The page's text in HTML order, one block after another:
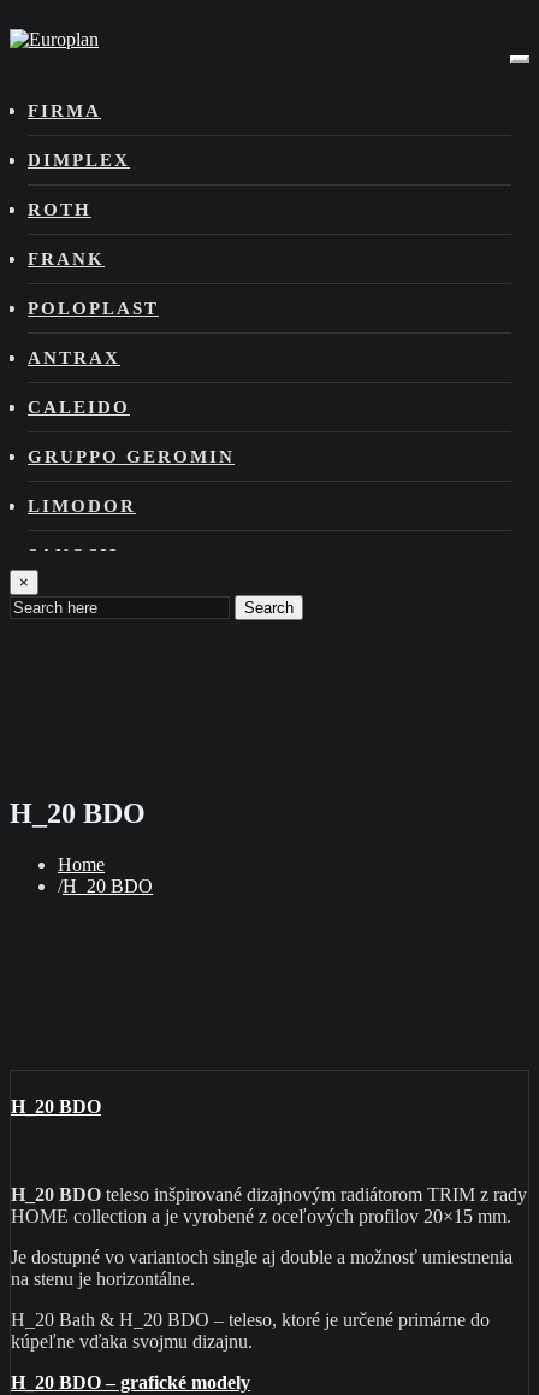
FIRMA
DIMPLEX
ROTH
FRANK
POLOPLAST
ANTRAX
CALEIDO
GRUPPO GEROMIN
LIMODOR
SANOSIL
REFERENCIE
×
Search
H_20 BDO
Home
H_20 BDO
H_20 BDO
H_20 BDO teleso inšpirované dizajnovým radiátorom TRIM z rady
HOME collection a je vyrobené z oceľových profilov 20×15 mm.
Je dostupné vo variantoch single aj double a možnosť umiestnenia
na stenu je horizontálne.
H_20 Bath & H_20 BDO – teleso, ktoré je určené primárne do
kúpeľne vďaka svojmu dizajnu.
H_20 BDO – grafické modely